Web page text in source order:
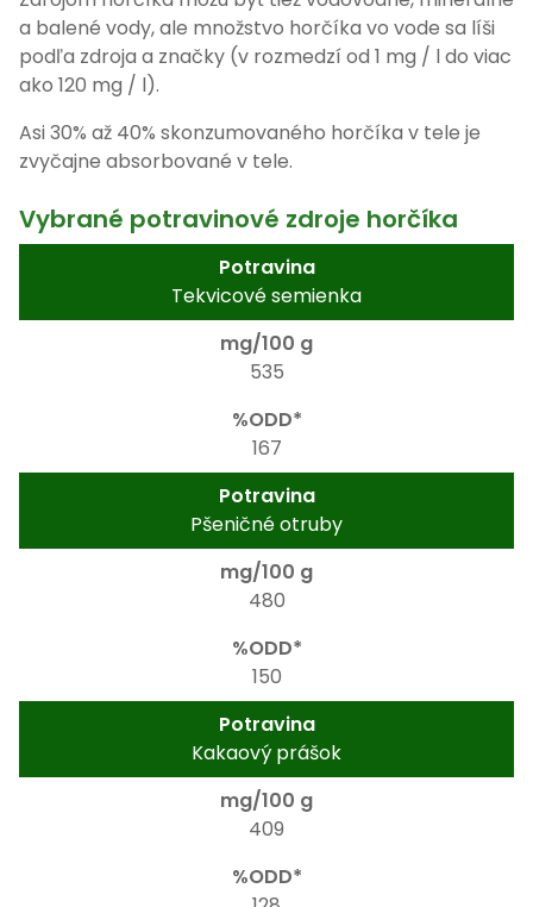
a balené vody, ale množstvo horčíka vo vode sa líši
podľa zdroja a značky (v rozmedzí od 1 mg / l do viac
ako 120 mg / l).
Asi 30% až 40% skonzumovaného horčíka v tele je
zvyčajne absorbované v tele.
Vybrané potravinové zdroje horčíka
Tekvicové semienka
535
167
Pšeničné otruby
480
150
Kakaový prášok
409